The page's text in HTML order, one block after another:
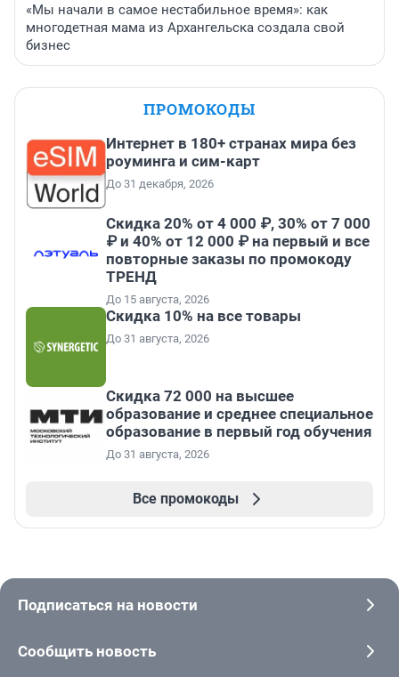
«Мы начали в самое нестабильное время»: как
многодетная мама из Архангельска создала свой
бизнес
ПРОМОКОДЫ
Интернет в 180+ странах мира без
роуминга и сим-карт
До 31 декабря, 2026
Скидка 20% от 4 000 ₽, 30% от 7 000
₽ и 40% от 12 000 ₽ на первый и все
повторные заказы по промокоду
ТРЕНД
До 15 августа, 2026
Скидка 10% на все товары
До 31 августа, 2026
Скидка 72 000 на высшее
образование и среднее специальное
образование в первый год обучения
До 31 августа, 2026
Все промокоды
Подписаться на новости
Сообщить новость